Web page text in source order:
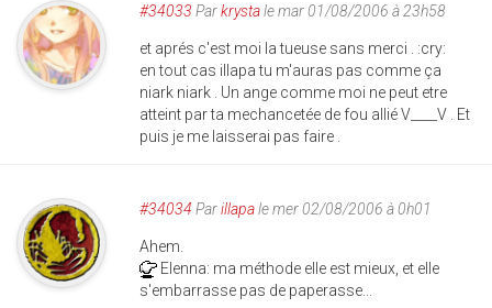
#34033 Parkrystale mar 01/08/2006 à 23h58
et aprés c'est moi la tueuse sans merci . :cry:
en tout cas illapa tu m'auras pas comme ça
niark niark . Un ange comme moi ne peut etre
atteint par ta mechancetée de fou allié V____V . Et
puis je me laisserai pas faire .
#34034 Parillapale mer 02/08/2006 à 0h01
Ahem.
Elenna: ma méthode elle est mieux, et elle
s'embarrasse pas de paperasse...